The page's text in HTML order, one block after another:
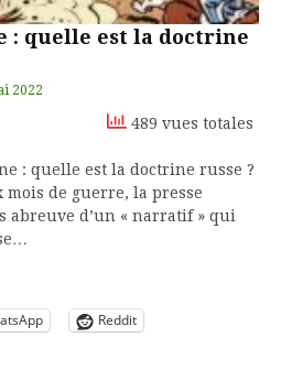
: quelle est la doctrine
2022
489 vues totales
: quelle est la doctrine russe ?
de guerre, la presse
abreuve d’un « narratif » qui
Reddit